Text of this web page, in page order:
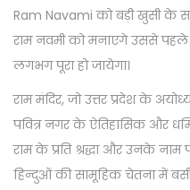
Ram Navami को बड़ी खुसी के
राम नवमी को मनाएगे उससे
लगभग पूरा हो जायेगा।
राम मंदिर, जो उत्तर प्रदेश के
पवित्र नगर के ऐतिहासिक और
राम के प्रति श्रद्धा और उनके
हिन्दुओं की सामूहिक चेतना में बसी